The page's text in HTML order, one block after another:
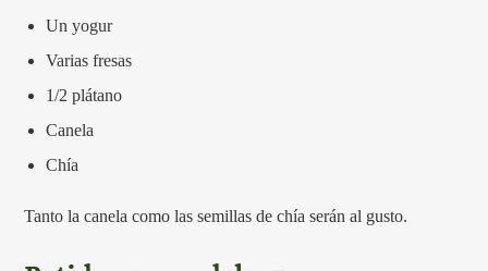
Un yogur
Varias fresas
1/2 plátano
Canela
Chía
Tanto la canela como las semillas de chía serán al gusto.